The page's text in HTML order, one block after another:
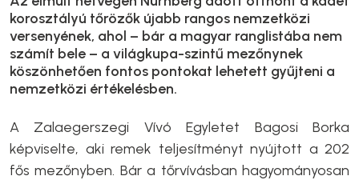
korosztályú tőrözők újabb rangos nemzetközi
versenyének, ahol – bár a magyar ranglistába nem
számít bele – a világkupa-szintű mezőnynek
köszönhetően fontos pontokat lehetett gyűjteni a
nemzetközi értékelésben.
A Zalaegerszegi Vívó Egyletet Bagosi Borka
képviselte, aki remek teljesítményt nyújtott a 202
fős mezőnyben. Bár a tőrvívásban hagyományosan